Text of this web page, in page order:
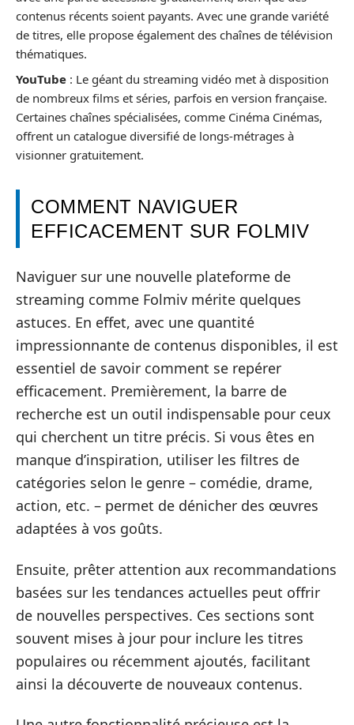
contenus récents soient payants. Avec une grande variété
de titres, elle propose également des chaînes de télévision
thématiques.
YouTube : Le géant du streaming vidéo met à disposition
de nombreux films et séries, parfois en version française.
Certaines chaînes spécialisées, comme Cinéma Cinémas,
offrent un catalogue diversifié de longs-métrages à
visionner gratuitement.
COMMENT NAVIGUER
EFFICACEMENT SUR FOLMIV
Naviguer sur une nouvelle plateforme de
streaming comme Folmiv mérite quelques
astuces. En effet, avec une quantité
impressionnante de contenus disponibles, il est
essentiel de savoir comment se repérer
efficacement. Premièrement, la barre de
recherche est un outil indispensable pour ceux
qui cherchent un titre précis. Si vous êtes en
manque d’inspiration, utiliser les filtres de
catégories selon le genre – comédie, drame,
action, etc. – permet de dénicher des œuvres
adaptées à vos goûts.
Ensuite, prêter attention aux recommandations
basées sur les tendances actuelles peut offrir
de nouvelles perspectives. Ces sections sont
souvent mises à jour pour inclure les titres
populaires ou récemment ajoutés, facilitant
ainsi la découverte de nouveaux contenus.